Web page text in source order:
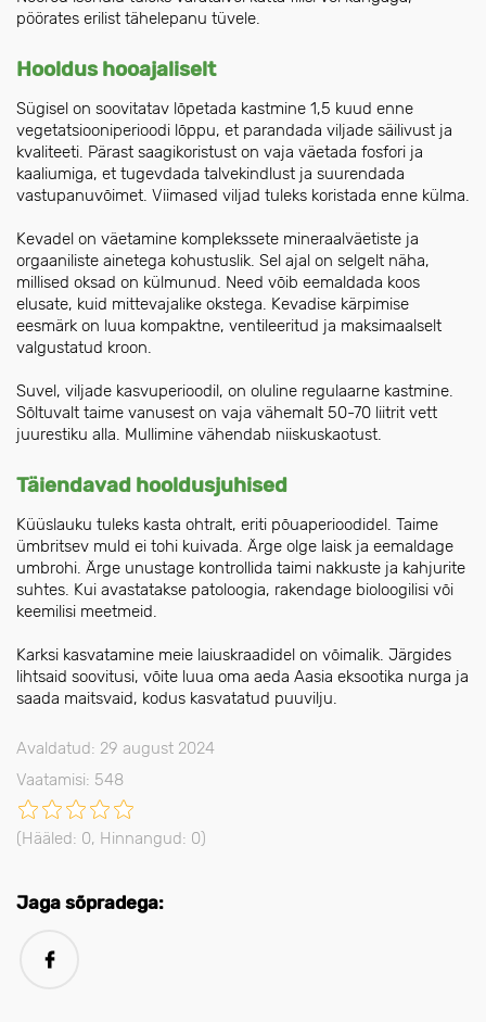
pöörates erilist tähelepanu tüvele.
Hooldus hooajaliselt
Sügisel on soovitatav lõpetada kastmine 1,5 kuud enne
vegetatsiooniperioodi lõppu, et parandada viljade säilivust ja
kvaliteeti. Pärast saagikoristust on vaja väetada fosfori ja
kaaliumiga, et tugevdada talvekindlust ja suurendada
vastupanuvõimet. Viimased viljad tuleks koristada enne külma.
Kevadel on väetamine komplekssete mineraalväetiste ja
orgaaniliste ainetega kohustuslik. Sel ajal on selgelt näha,
millised oksad on külmunud. Need võib eemaldada koos
elusate, kuid mittevajalike okstega. Kevadise kärpimise
eesmärk on luua kompaktne, ventileeritud ja maksimaalselt
valgustatud kroon.
Suvel, viljade kasvuperioodil, on oluline regulaarne kastmine.
Sõltuvalt taime vanusest on vaja vähemalt 50-70 liitrit vett
juurestiku alla. Mullimine vähendab niiskuskaotust.
Täiendavad hooldusjuhised
Küüslauku tuleks kasta ohtralt, eriti põuaperioodidel. Taime
ümbritsev muld ei tohi kuivada. Ärge olge laisk ja eemaldage
umbrohi. Ärge unustage kontrollida taimi nakkuste ja kahjurite
suhtes. Kui avastatakse patoloogia, rakendage bioloogilisi või
keemilisi meetmeid.
Karksi kasvatamine meie laiuskraadidel on võimalik. Järgides
lihtsaid soovitusi, võite luua oma aeda Aasia eksootika nurga ja
saada maitsvaid, kodus kasvatatud puuvilju.
Avaldatud: 29 august 2024
Vaatamisi: 548
(Hääled: 0, Hinnangud: 0)
Jaga sõpradega: